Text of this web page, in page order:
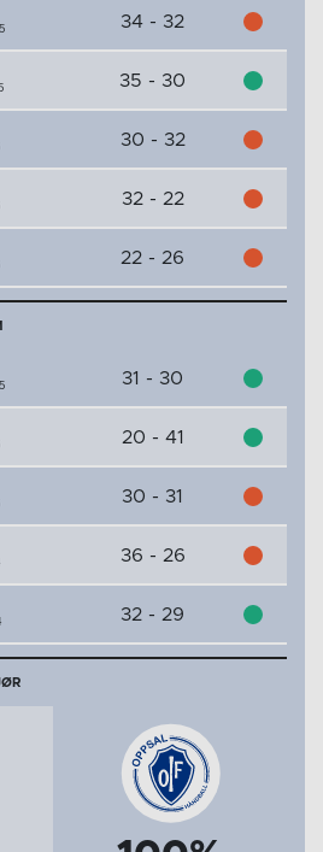
34 - 32
35 - 30
30 - 32
32 - 22
22 - 26
31 - 30
20 - 41
30 - 31
36 - 26
32 - 29